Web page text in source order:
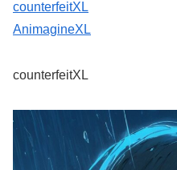
counterfeitXL
AnimagineXL
counterfeitXL